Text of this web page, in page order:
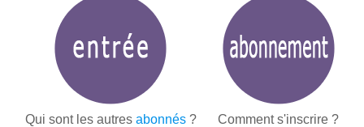
Qui sont les autres abonnés?
Comment s'inscrire ?